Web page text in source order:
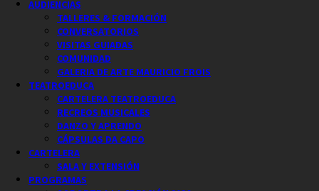
AUDIENCIAS
TALLERES & FORMACIÓN
CONVERSATORIOS
VISITAS GUIADAS
COMUNIDAD
GALERIA DE ARTE MAURICIO FROIS
TEATROEDUCA
CARTELERA TEATROEDUCA
RECREOS MUSICALES
DANZO Y APRENDO
CÁPSULAS DA CAPO
CARTELERA
SALA Y EXTENSIÓN
PROGRAMAS